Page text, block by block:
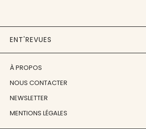
ENT'REVUES
À PROPOS
NOUS CONTACTER
NEWSLETTER
MENTIONS LÉGALES